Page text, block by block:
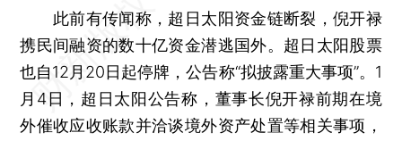
此前有传闻称，超日太阳资金链断裂，倪开禄
携民间融资的数十亿资金潜逃国外。超日太阳股票
也自12月20日起停牌，公告称“拟披露重大事项”。1
月4日，超日太阳公告称，董事长倪开禄前期在境
外催收应收账款并洽谈境外资产处置等相关事项，